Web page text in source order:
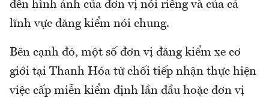
đến hình ảnh của đơn vị nói riêng và của cả
lĩnh vực đăng kiểm nói chung.
Bên cạnh đó, một số đơn vị đăng kiểm xe cơ
giới tại Thanh Hóa từ chối tiếp nhận thực hiện
việc cấp miễn kiểm định lần đầu hoặc đơn vị